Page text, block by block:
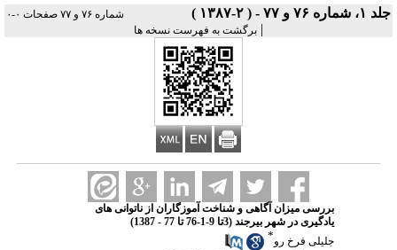
جلد ۱، شماره ۷۶ و ۷۷ - ( ۲-۱۳۸۷ ) شماره ۷۶ و ۷۷ صفحات ۰-۰
| برگشت به فهرست نسخه ها
بررسی میزان آگاهی و شناخت آموزگاران از ناتوانی های
یادگیری در شهر بیرجند (3تا 9-1-76 تا 77 - 1387)
جلیلی فرخ رو*